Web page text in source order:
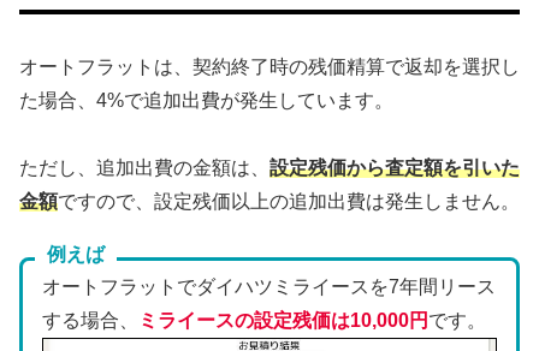
オートフラットは、契約終了時の残価精算で返却を選択し
た場合、4%で追加出費が発生しています。
ただし、追加出費の金額は、 設定残価から査定額を引いた
金額ですので、設定残価以上の追加出費は発生しません。
例えば
オートフラットでダイハツミライースを7年間リース
する場合、
ミライースの設定残価は10,000円 です。